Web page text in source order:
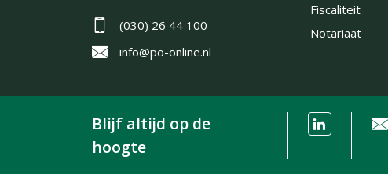
(030) 26 44 100
info@po-online.nl
Fiscaliteit
Notariaat
Blijf altijd op de
hoogte